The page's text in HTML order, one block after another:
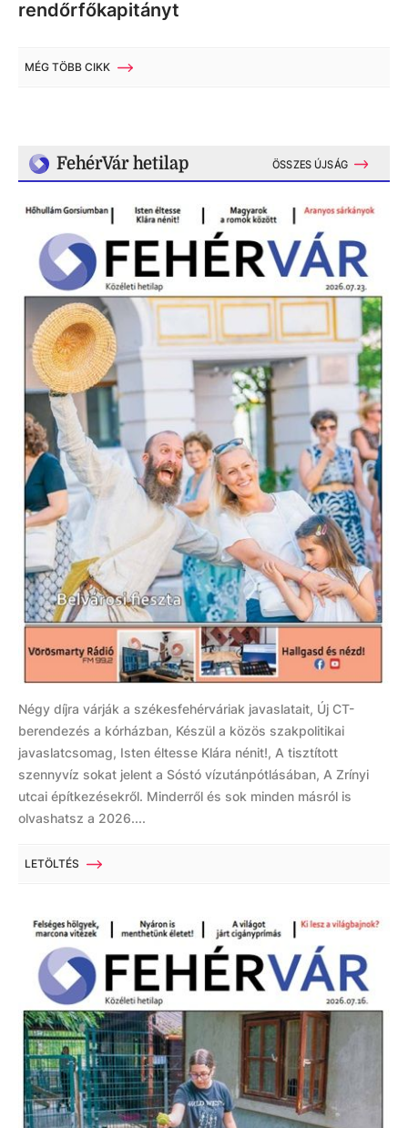
rendőrfőkapitányt
MÉG TÖBB CIKK
FehérVár hetilap ÖSSZES ÚJSÁG
Négy díjra várják a székesfehérváriak javaslatait, Új CT-
berendezés a kórházban, Készül a közös szakpolitikai
javaslatcsomag, Isten éltesse Klára nénit!, A tisztított
szennyvíz sokat jelent a Sóstó vízutánpótlásában, A Zrínyi
utcai építkezésekről. Minderről és sok minden másról is
olvashatsz a 2026....
LETÖLTÉS